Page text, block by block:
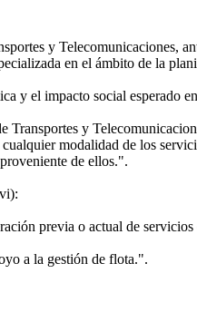
y Telecomunicaciones,
en el ámbito de la
y el impacto social esperado
y
modalidad de los
de ellos.".
previa o actual de servicios
a la gestión de flota.".